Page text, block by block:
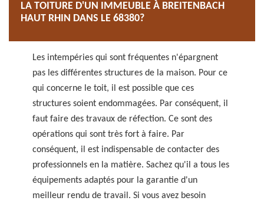
LA TOITURE D'UN IMMEUBLE À BREITENBACH
HAUT RHIN DANS LE 68380?
Les intempéries qui sont fréquentes n'épargnent
pas les différentes structures de la maison. Pour ce
qui concerne le toit, il est possible que ces
structures soient endommagées. Par conséquent, il
faut faire des travaux de réfection. Ce sont des
opérations qui sont très fort à faire. Par
conséquent, il est indispensable de contacter des
professionnels en la matière. Sachez qu'il a tous les
équipements adaptés pour la garantie d'un
meilleur rendu de travail. Si vous avez besoin